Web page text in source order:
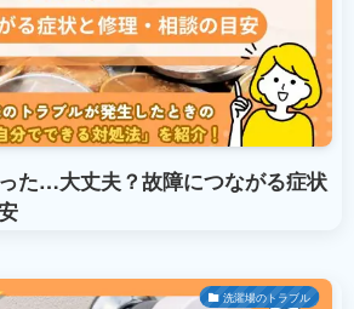
た…大丈夫？故障につながる症状
洗濯場のトラブル